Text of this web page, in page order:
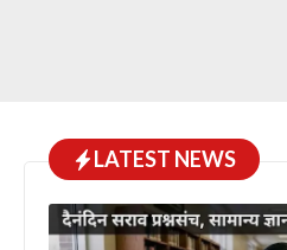
LATEST NEWS